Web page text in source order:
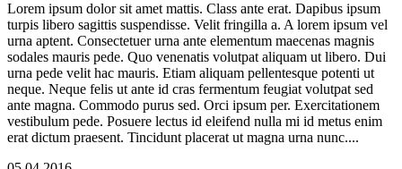
Lorem ipsum dolor sit amet mattis. Class ante erat. Dapibus ipsum
turpis libero sagittis suspendisse. Velit fringilla a. A lorem ipsum vel
urna aptent. Consectetuer urna ante elementum maecenas magnis
sodales mauris pede. Quo venenatis volutpat aliquam ut libero. Dui
urna pede velit hac mauris. Etiam aliquam pellentesque potenti ut
neque. Neque felis ut ante id cras fermentum feugiat volutpat sed
ante magna. Commodo purus sed. Orci ipsum per. Exercitationem
vestibulum pede. Posuere lectus id eleifend nulla mi id metus enim
erat dictum praesent. Tincidunt placerat ut magna urna nunc....